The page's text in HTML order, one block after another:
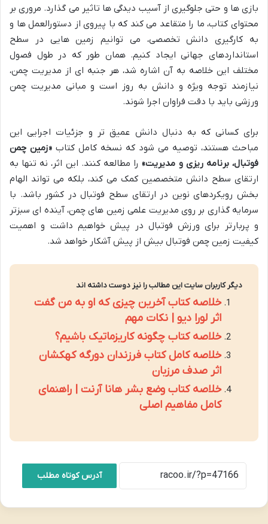
بازی ها و حتی جلوگیری از آسیب دیدگی ها تاثیر می گذارد. مروری بر
محتوای کتاب، ما را متقاعد می کند که با پیروی از دستورالعمل ها و
به کارگیری دانش تخصصی، می توانیم زمین هایی در سطح
استانداردهای جهانی ایجاد کنیم. همان طور که در طول فصول
مختلف این خلاصه به آن اشاره شد، هر جنبه ای از مدیریت چمن،
نیازمند توجه ویژه و دانش به روز است و مبانی مدیریت چمن
ورزشی باید با دقت فراوان اجرا شوند.
برای کسانی که به دنبال دانش عمیق تر و جزئیات اجرایی این
مباحث هستند، توصیه می شود که نسخه کامل کتاب «زمین چمن
فوتبال، برنامه ریزی و مدیریت»را مطالعه کنند. این اثر، نه تنها به
ارتقای سطح دانش متخصصین کمک می کند، بلکه می تواند الهام
بخش رویکردهای نوین در ارتقای سطح فوتبال در کشور باشد. با
سرمایه گذاری بر روی مدیریت علمی زمین های چمن، آینده ای سبزتر
و پربارتر برای ورزش فوتبال در پیش خواهیم داشت و اهمیت
کیفیت زمین چمن فوتبال بیش از پیش آشکار خواهد شد.
دیگر کاربران سایت این مطالب را نیز دوست داشته اند
خلاصه کتاب آخرین چیزی که او به من گفت
اثر لورا دیو | نکات مهم
خلاصه کتاب چگونه کاریزماتیک باشیم؟
خلاصه کامل کتاب فرزندان دورگه کهکشان
اثر صدف مرزبان
خلاصه کتاب وضع بشر هانا آرنت | راهنمای
کامل مفاهیم اصلی
آدرس کوتاه مطلب